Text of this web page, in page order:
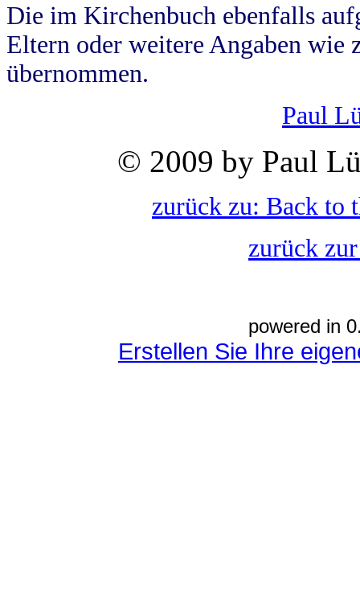
Die im Kirchenbuch ebenfalls
Eltern oder weitere Angaben wie
übernommen.
Paul
© 2009 by Paul
zurück zu: Back to
zurück
powered in
Erstellen Sie Ihre